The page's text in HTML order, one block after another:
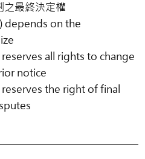
之最終決定權
depends on the
all rights to change
notice
the right of final